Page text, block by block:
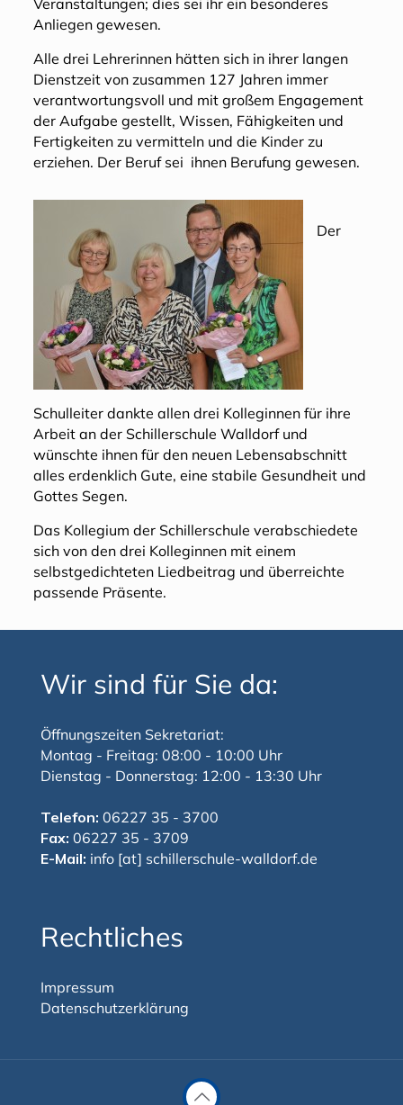
Veranstaltungen; dies sei ihr ein besonderes
Anliegen gewesen.
Alle drei Lehrerinnen hätten sich in ihrer langen
Dienstzeit von zusammen 127 Jahren immer
verantwortungsvoll und mit großem Engagement
der Aufgabe gestellt, Wissen, Fähigkeiten und
Fertigkeiten zu vermitteln und die Kinder zu
erziehen. Der Beruf sei ihnen Berufung gewesen.
Der
Schulleiter dankte allen drei Kolleginnen für ihre
Arbeit an der Schillerschule Walldorf und
wünschte ihnen für den neuen Lebensabschnitt
alles erdenklich Gute, eine stabile Gesundheit und
Gottes Segen.
Das Kollegium der Schillerschule verabschiedete
sich von den drei Kolleginnen mit einem
selbstgedichteten Liedbeitrag und überreichte
passende Präsente.
Wir sind für Sie da:
Öffnungszeiten Sekretariat:
Montag - Freitag: 08:00 - 10:00 Uhr
Dienstag - Donnerstag: 12:00 - 13:30 Uhr
Telefon: 06227 35 - 3700
Fax: 06227 35 - 3709
E-Mail: info [at] schillerschule-walldorf.de
Rechtliches
Impressum
Datenschutzerklärung